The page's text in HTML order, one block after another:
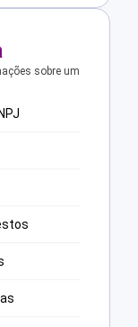
sobre um